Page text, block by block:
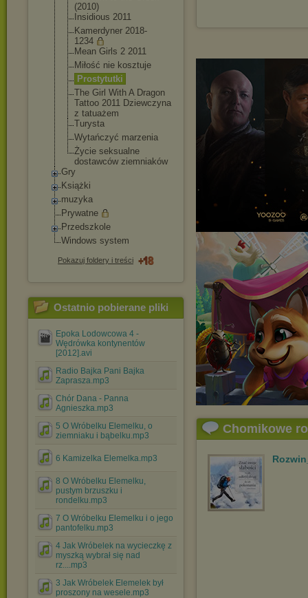
(2010)
Insidious 2011
Kamerdyner 2018-
1234
Mean Girls 2 2011
Miłość nie kosztuje
Prostytutki
The Girl With A Dragon
Tattoo 2011 Dziewczyna
z tatuażem
Turysta
Wytańczyć marzenia
Życie seksualne
dostawców ziemniaków
Gry
Książki
muzyka
Prywatne
Przedszkole
Windows system
Pokazuj foldery i treści
Ostatnio pobierane pliki
Epoka Lodowcowa 4 -
Wędrówka kontynentów
[2012].avi
Radio Bajka Pani Bajka
Zaprasza.mp3
Chór Dana - Panna
Agnieszka.mp3
5 O Wróbelku Elemelku, o
ziemniaku i bąbelku.mp3
6 Kamizelka Elemelka.mp3
8 O Wróbelku Elemelku,
pustym brzuszku i
rondelku.mp3
7 O Wróbelku Elemelku i o jego
pantofelku.mp3
4 Jak Wróbelek na wycieczkę z
myszką wybrał się nad
rz....mp3
3 Jak Wróbelek Elemelek był
proszony na wesele.mp3
Chomikowe